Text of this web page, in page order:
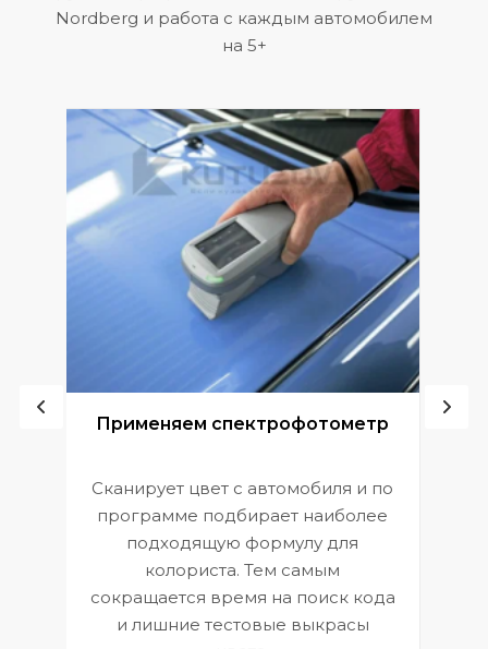
Nordberg и работа с каждым автомобилем
на 5+
Применяем спектрофотометр
Сканирует цвет с автомобиля и по
программе подбирает наиболее
подходящую формулу для
колориста. Тем самым
сокращается время на поиск кода
и лишние тестовые выкрасы